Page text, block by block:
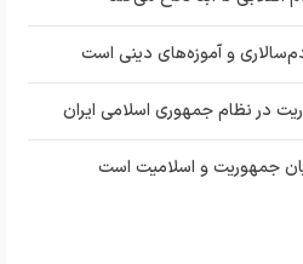
و آموزه‌های دینی است
در نظام جمهوری اسلامی ایران
جمهوریت و اسلامیت است